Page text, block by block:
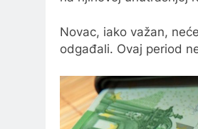
Novac, iako važan,
odgađali. Ovaj period